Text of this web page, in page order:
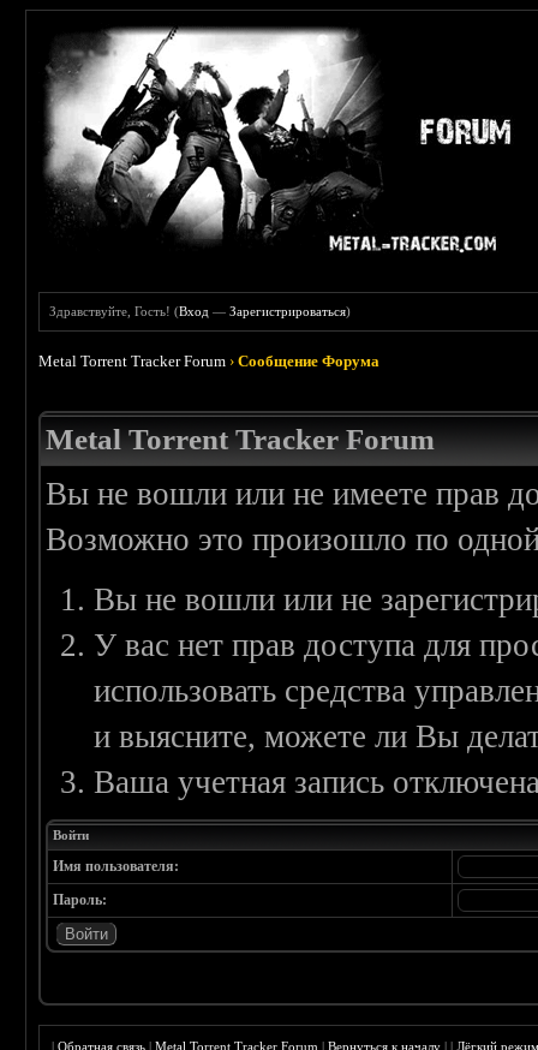
Здравствуйте, Гость! (Вход —Зарегистрироваться)
Metal Torrent Tracker Forum ›Сообщение Форума
Metal Torrent Tracker Forum
Вы не вошли или не имеете прав
Возможно это произошло по
Вы не вошли или не
У вас нет прав доступа для
использовать средства
и выясните, можете ли Вы
Ваша учетная запись
Войти
Имя пользователя:
Пароль:
|Обратная связь |Metal Torrent Tracker Forum |Вернуться к началу ||Лёгкий